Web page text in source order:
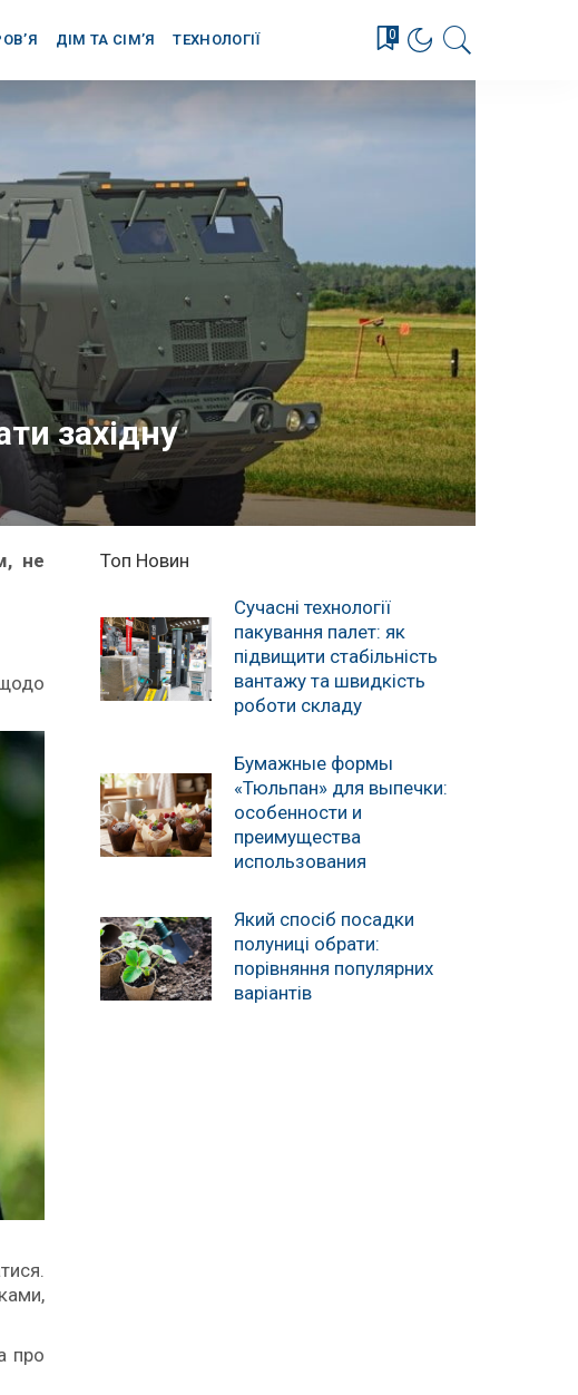
ДІМ ТА СІМ’Я ТЕХНОЛОГІЇ 0
західну
не
про
Топ Новин
Сучасні технології
пакування палет: як
підвищити стабільність
вантажу та швидкість
роботи складу
Бумажные формы
«Тюльпан» для выпечки:
особенности и
преимущества
использования
Який спосіб посадки
полуниці обрати:
порівняння популярних
варіантів